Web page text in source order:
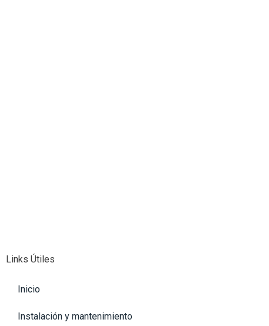
Links Útiles
Inicio
Instalación y mantenimiento